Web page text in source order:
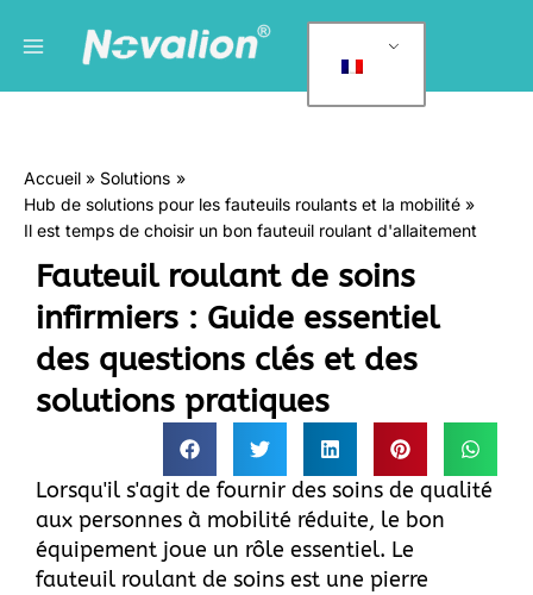
principal
a
o
r
Accueil
Solutions
Hub de solutions pour les fauteuils roulants et la mobilité
Il est temps de choisir un bon fauteuil roulant d'allaitement
Fauteuil roulant de soins
infirmiers : Guide essentiel
des questions clés et des
solutions pratiques
Lorsqu'il s'agit de fournir des soins de qualité
aux personnes à mobilité réduite, le bon
équipement joue un rôle essentiel. Le
fauteuil roulant de soins est une pierre